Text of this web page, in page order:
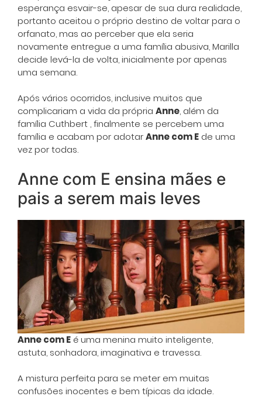
esperança esvair-se, apesar de sua dura realidade,
portanto aceitou o próprio destino de voltar para o
orfanato, mas ao perceber que ela seria
novamente entregue a uma família abusiva, Marilla
decide levá-la de volta, inicialmente por apenas
uma semana.
Após vários ocorridos, inclusive muitos que
complicariam a vida da própria Anne, além da
família Cuthbert , finalmente se percebem uma
família e acabam por adotarAnne com E de uma
vez por todas.
Anne com E ensina mães e
pais a serem mais leves
Anne com E é uma menina muito inteligente,
astuta, sonhadora, imaginativa e travessa.
A mistura perfeita para se meter em muitas
confusões inocentes e bem típicas da idade.